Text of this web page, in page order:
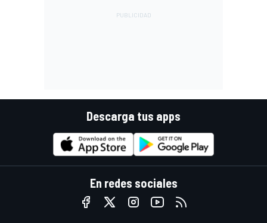
Descarga tus apps
En redes sociales